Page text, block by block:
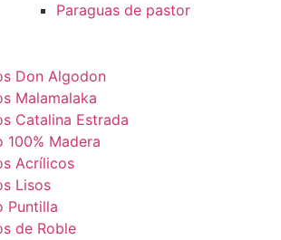
Paraguas de pastor
Don Algodon
Malamalaka
Catalina Estrada
100% Madera
Acrílicos
Lisos
Puntilla
de Roble